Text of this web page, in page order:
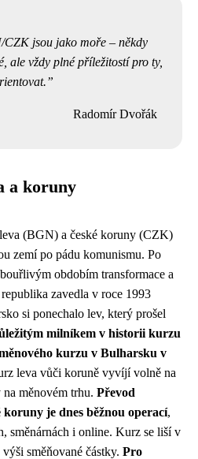
CZK jsou jako moře – někdy
ale vždy plné příležitostí pro ty,
Radomír Dvořák
a koruny
(BGN) a české koruny (CZK)
zemí po pádu komunismu. Po
obdobím transformace a
zavedla v roce 1993
si ponechalo lev, který prošel
milníkem v historii kurzu
kurzu v Bulharsku v
leva vůči koruně vyvíjí volně na
měnovém trhu. Převod
je dnes běžnou operací,
směnárnách i online. Kurz se liší v
směňované částky. Pro